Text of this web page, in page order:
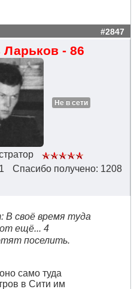
#2847
Ларьков - 86
Не в сети
Спасибо получено: 1208
В своё время туда
ещё... 4
поселить.
само туда
в Сити им